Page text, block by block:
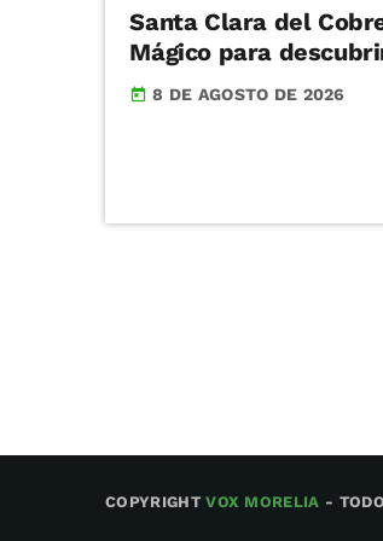
Santa Clara del
Mágico para
today 8 DE AGOSTO DE 2026
COPYRIGHTVOX MORELIA -